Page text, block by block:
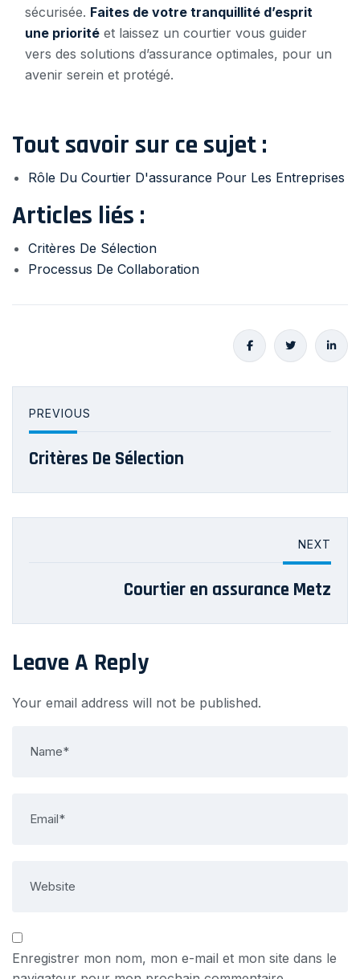
sécurisée. Faites de votre tranquillité d’esprit
une priorité et laissez un courtier vous guider
vers des solutions d’assurance optimales, pour un
avenir serein et protégé.
Tout savoir sur ce sujet :
Rôle Du Courtier D'assurance Pour Les Entreprises
Articles liés :
Critères De Sélection
Processus De Collaboration
PREVIOUS
Critères De Sélection
NEXT
Courtier en assurance Metz
Leave A Reply
Your email address will not be published.
Enregistrer mon nom, mon e-mail et mon site dans le